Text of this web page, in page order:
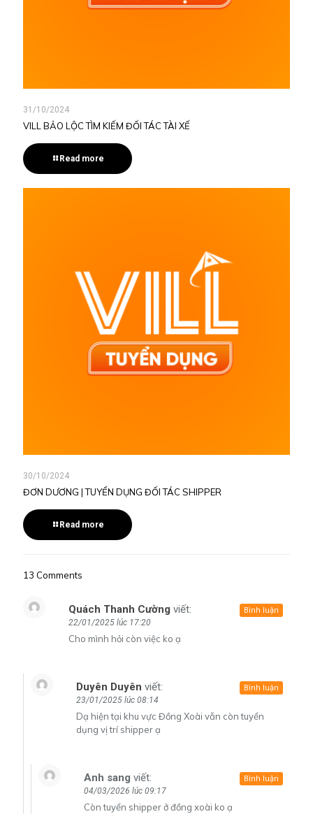
31/10/2024
VILL BẢO LỘC TÌM KIẾM ĐỐI TÁC TÀI XẾ
Read more
30/10/2024
ĐƠN DƯƠNG | TUYỂN DỤNG ĐỐI TÁC SHIPPER
Read more
13 Comments
Quách Thanh Cường viết:
22/01/2025 lúc 17:20
Cho mình hỏi còn việc ko ạ
Bình luận
Duyên Duyên viết:
23/01/2025 lúc 08:14
Dạ hiện tại khu vực Đồng Xoài vẫn còn tuyển
dụng vị trí shipper ạ
Bình luận
Anh sang viết:
04/03/2026 lúc 09:17
Còn tuyển shipper ở đồng xoài ko ạ
Bình luận